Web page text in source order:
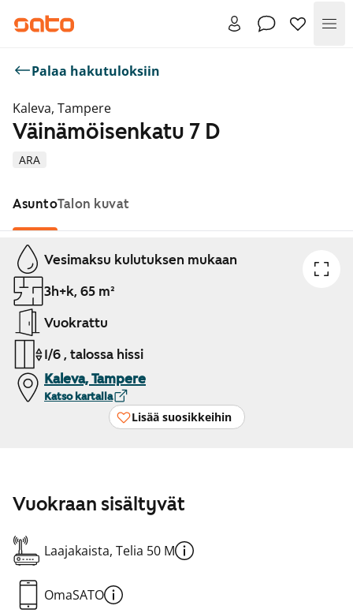
Palaa hakutuloksiin
Kaleva, Tampere
ARA
Väinämöisenkatu 7 D
AsuntoTalon kuvat
Näytetään dia 1 / 1
Vesimaksu kulutuksen mukaan
3h+k, 65 m²
Vuokrattu
1/6 , talossa hissi
Kaleva, Tampere
Katso kartalla
Lisää suosikkeihin
Vuokraan sisältyvät
Laajakaista, Telia 50 M
OmaSATO